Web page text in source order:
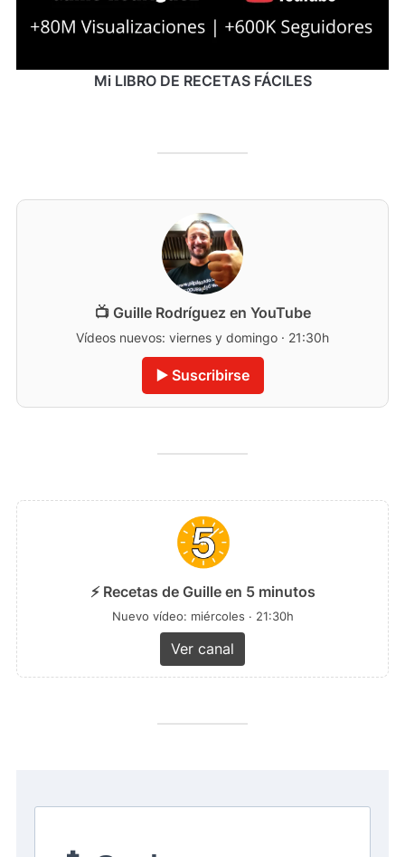
Mi LIBRO DE RECETAS FÁCILES
📺 Guille Rodríguez en YouTube
Vídeos nuevos: viernes y domingo · 21:30h
▶️ Suscribirse
⚡ Recetas de Guille en 5 minutos
Nuevo vídeo: miércoles · 21:30h
Ver canal